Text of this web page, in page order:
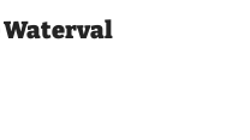
Waterval